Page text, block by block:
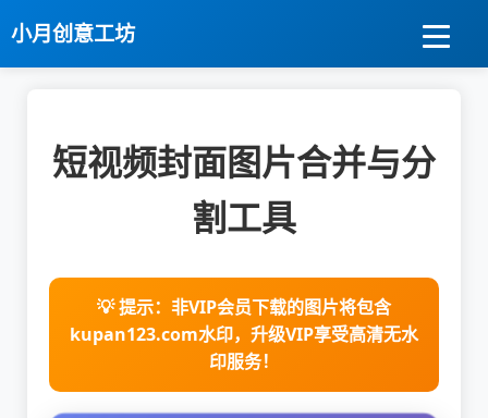
小月创意工坊
短视频封面图片合并与分
割工具
💡 提示：非VIP会员下载的图片将包含
kupan123.com水印，升级VIP享受高清无水
印服务！